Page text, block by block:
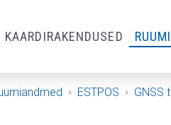
KAARDIRAKENDUSED
ESTPOS GNSS